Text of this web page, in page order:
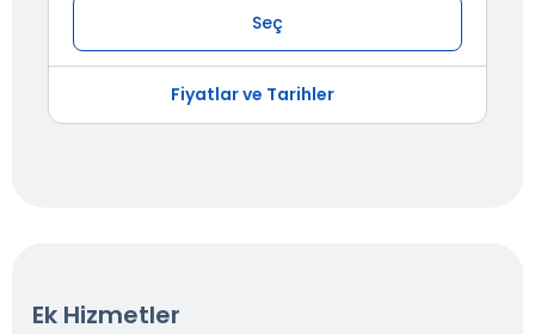
Seç
Fiyatlar ve Tarihler
Ek Hizmetler